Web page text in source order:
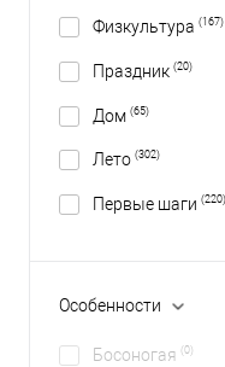
Физкультура (167)
Праздник (20)
Дом (65)
Лето (302)
Первые шаги (220)
Особенности
Босоногая (0)